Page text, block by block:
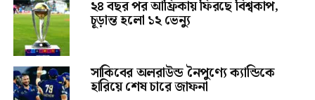
২৪ বছর পর আফ্রিকায় ফিরছে বিশ্বকাপ,
চূড়ান্ত হলো ১২ ভেন্যু
সাকিবের অলরাউন্ড নৈপুণ্যে ক্যান্ডিকে
হারিয়ে শেষ চারে জাফনা